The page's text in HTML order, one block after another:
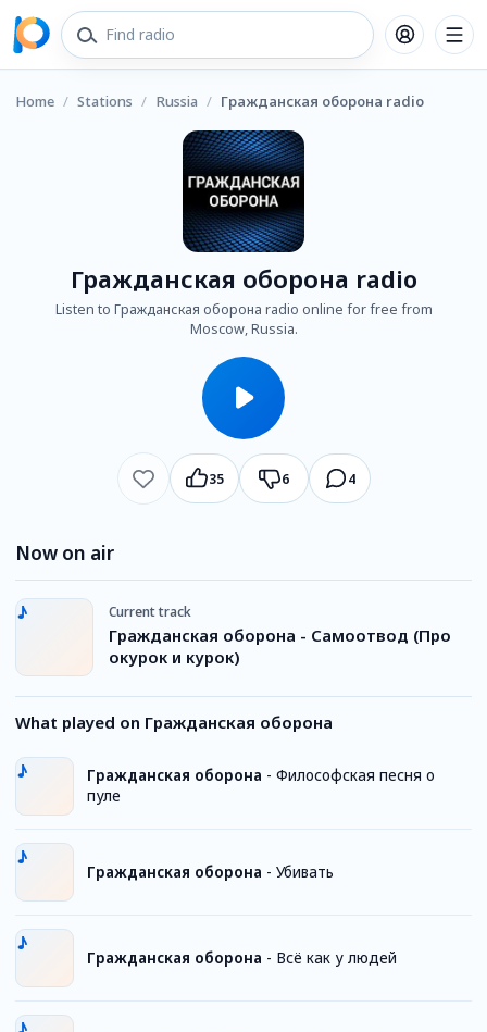
Home / Stations / Russia / Гражданская оборона radio
Гражданская оборона radio
Listen to Гражданская оборона radio online for free from
Moscow, Russia.
35 6 4
Now on air
Current track
Гражданская оборона - Самоотвод (Про
окурок и курок)
What played on Гражданская оборона
Гражданская оборона - Философская песня о
пуле
Гражданская оборона - Убивать
Гражданская оборона - Всё как у людей